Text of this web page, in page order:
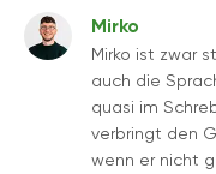
Mirko
Mirko ist zwar
auch die
quasi im
verbringt den
wenn er nicht